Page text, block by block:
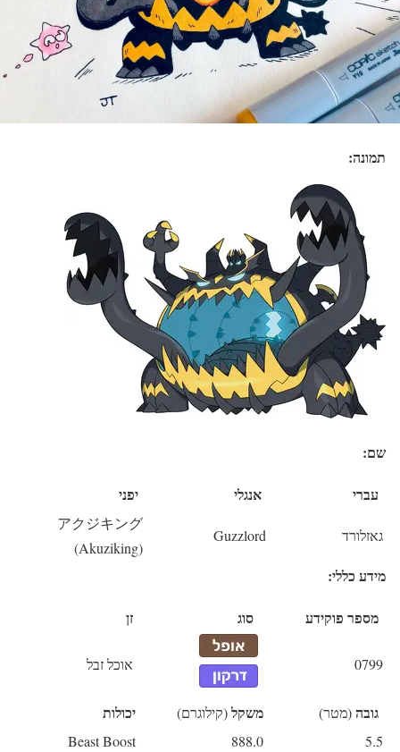
תמונה:
שם:
עברי אנגלי יפני
גאזלורד Guzzlord
アクジキング
(Akuziking)
מידע כללי:
מספר פוקידע סוג זן
0799 אוכל זבל
גובה(מטר) משקל(קילוגרם) יכולות
5.5
888.0
Beast Boost